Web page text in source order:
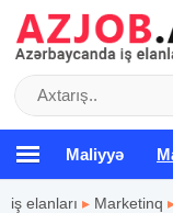
Maliyyə
iş elanları ▸ Marketinq